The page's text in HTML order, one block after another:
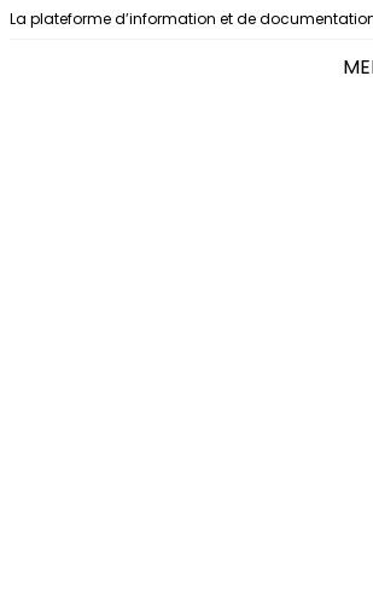
Aller au contenu
La plateforme d’information et de